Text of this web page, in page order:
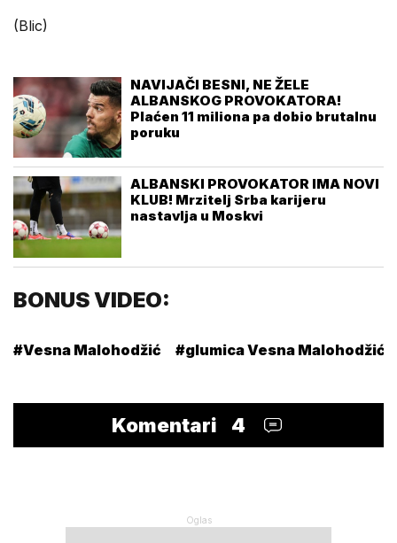
(Blic)
NAVIJAČI BESNI, NE ŽELE
ALBANSKOG PROVOKATORA!
Plaćen 11 miliona pa dobio brutalnu
poruku
ALBANSKI PROVOKATOR IMA NOVI
KLUB! Mrzitelj Srba karijeru
nastavlja u Moskvi
BONUS VIDEO:
#Vesna Malohodžić #glumica Vesna Malohodžić
Komentari 4